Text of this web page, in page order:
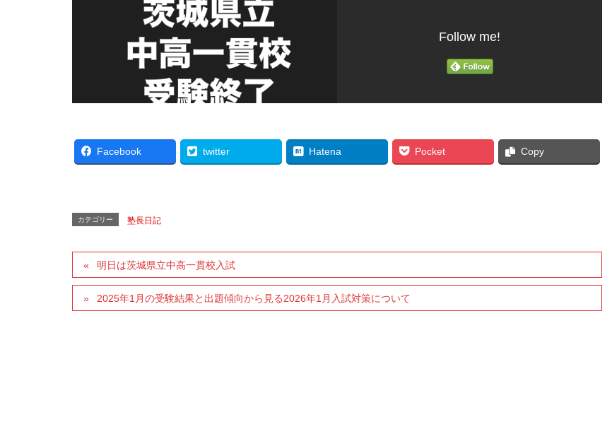
Follow me!
Facebook twitter Hatena Pocket Copy
カテゴリー 塾長日記
明日は茨城県立中高一貫校入試
2025年1月の受験結果と出題傾向から見る2026年1月入試対策について